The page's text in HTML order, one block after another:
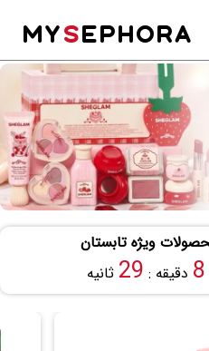
MYSEPHORA
8 دقیقه : 28 ثانیه